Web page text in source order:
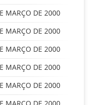
MARÇO DE 2000
MARÇO DE 2000
MARÇO DE 2000
MARÇO DE 2000
MARÇO DE 2000